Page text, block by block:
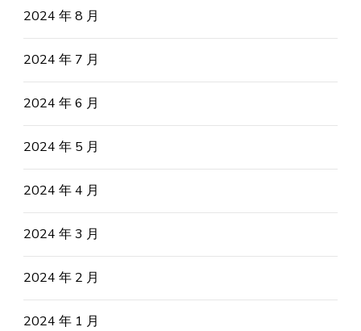
2024 年 8 月
2024 年 7 月
2024 年 6 月
2024 年 5 月
2024 年 4 月
2024 年 3 月
2024 年 2 月
2024 年 1 月